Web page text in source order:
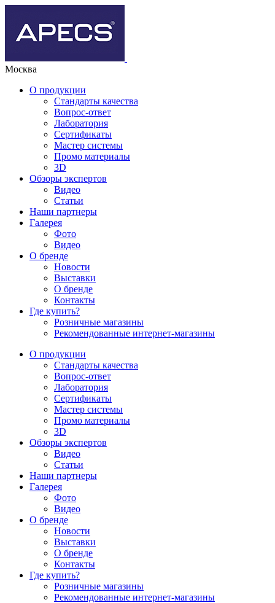
Москва
О продукции
Стандарты качества
Вопрос-ответ
Лаборатория
Сертификаты
Мастер системы
Промо материалы
3D
Обзоры экспертов
Видео
Статьи
Наши партнеры
Галерея
Фото
Видео
О бренде
Новости
Выставки
О бренде
Контакты
Где купить?
Розничные магазины
Рекомендованные интернет-магазины
О продукции
Стандарты качества
Вопрос-ответ
Лаборатория
Сертификаты
Мастер системы
Промо материалы
3D
Обзоры экспертов
Видео
Статьи
Наши партнеры
Галерея
Фото
Видео
О бренде
Новости
Выставки
О бренде
Контакты
Где купить?
Розничные магазины
Рекомендованные интернет-магазины